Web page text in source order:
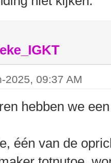
2025, 09:37 AM
hebben we
één van de